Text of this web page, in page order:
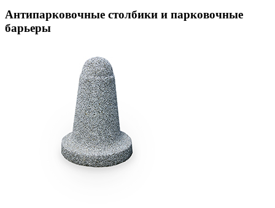
Антипарковочные столбики и парковочные
барьеры